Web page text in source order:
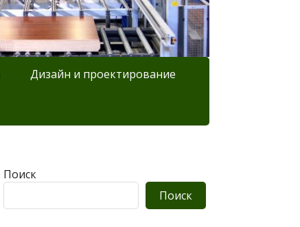
Дизайн и проектирование
Поиск
Поиск